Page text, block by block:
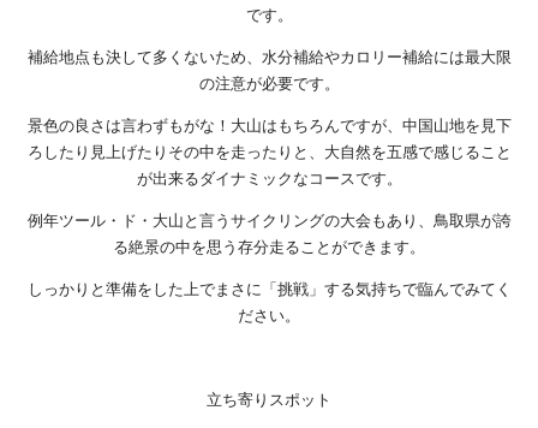
です。
補給地点も決して多くないため、水分補給やカロリー補給には最大限
の注意が必要です。
景色の良さは言わずもがな！大山はもちろんですが、中国山地を見下
ろしたり見上げたりその中を走ったりと、大自然を五感で感じること
が出来るダイナミックなコースです。
例年ツール・ド・大山と言うサイクリングの大会もあり、鳥取県が誇
る絶景の中を思う存分走ることができます。
しっかりと準備をした上でまさに「挑戦」する気持ちで臨んでみてく
ださい。
立ち寄りスポット